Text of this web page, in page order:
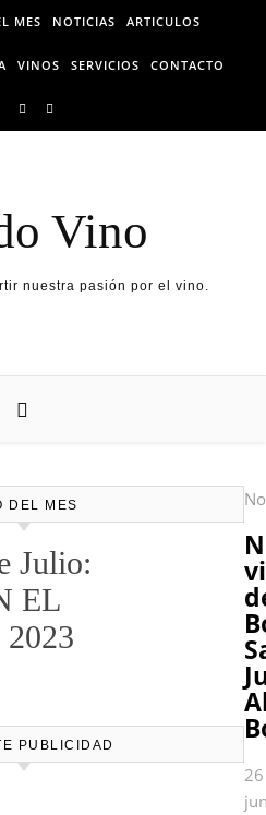
MES NOTICIAS ARTICULOS
VINOS SERVICIOS CONTACTO
Vino
nuestra pasión por el vino.
DEL MES
Julio:
EL
PUBLICIDAD
26